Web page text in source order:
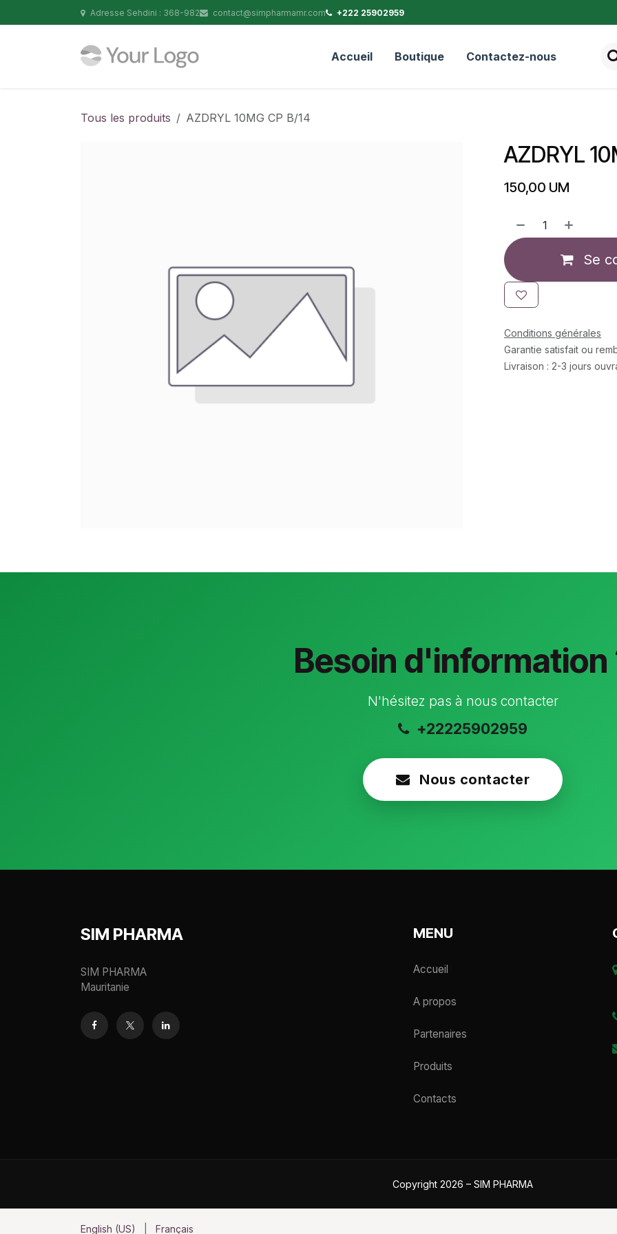
Se rendre au contenuAdresse Sehdini : 368-982 contact@simpharmamr.com +222 25902959
Accueil Boutique Contactez-nous
Tous les produits AZDRYL 10MG CP B/14
AZDRYL
150,00 UM
Se
Conditions générales
Garantie satisfait ou
Livraison : 2-3 jours
Besoin d'information
N'hésitez pas à nous contacter
+22225902959
Nous contacter
SIM PHARMA
SIM PHARMA
Mauritanie
MENU
Accueil
A propos
Partenaires
Produits
Contacts
Copyright 2026 – SIM PHARMA
English (US) Français